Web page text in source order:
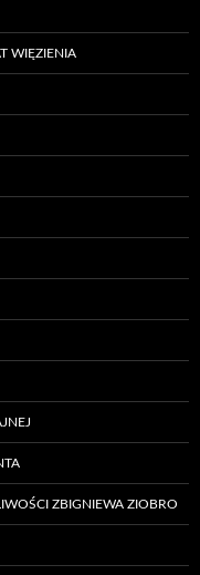
WIĘZIENIA
ZBIGNIEWA ZIOBRO